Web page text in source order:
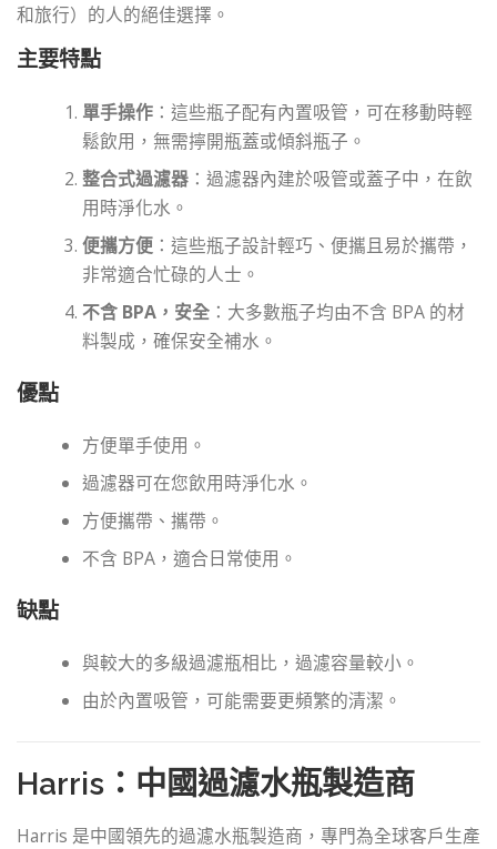
和旅行）的人的絕佳選擇。
主要特點
單手操作 ：這些瓶子配有內置吸管，可在移動時輕
鬆飲用，無需擰開瓶蓋或傾斜瓶子。
整合式過濾器 ：過濾器內建於吸管或蓋子中，在飲
用時淨化水。
便攜方便 ：這些瓶子設計輕巧、便攜且易於攜帶，
非常適合忙碌的人士。
不含 BPA，安全 ：大多數瓶子均由不含 BPA 的材
料製成，確保安全補水。
優點
方便單手使用。
過濾器可在您飲用時淨化水。
方便攜帶、攜帶。
不含 BPA，適合日常使用。
缺點
與較大的多級過濾瓶相比，過濾容量較小。
由於內置吸管，可能需要更頻繁的清潔。
Harris：中國過濾水瓶製造商
Harris 是中國領先的過濾水瓶製造商，專門為全球客戶生產